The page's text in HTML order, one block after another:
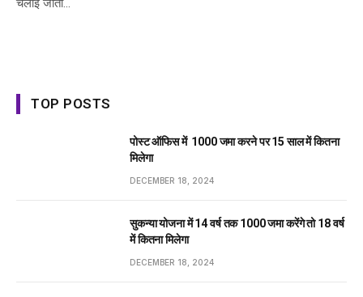
चलाई जाती…
TOP POSTS
पोस्ट ऑफिस में ₹ 1000 जमा करने पर 15 साल में कितना
मिलेगा
DECEMBER 18, 2024
सुकन्या योजना में 14 वर्ष तक ₹1000 जमा करेंगे तो 18 वर्ष
में कितना मिलेगा
DECEMBER 18, 2024